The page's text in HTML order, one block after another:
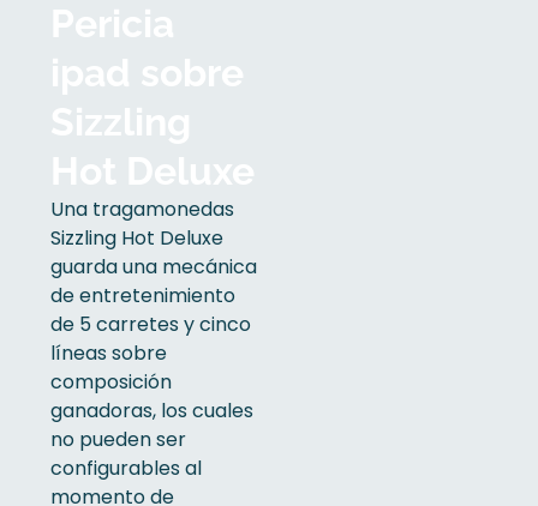
Pericia
ipad sobre
Sizzling
Hot Deluxe
Una tragamonedas
Sizzling Hot Deluxe
guarda una mecánica
de entretenimiento
de 5 carretes y cinco
líneas sobre
composición
ganadoras, los cuales
no pueden ser
configurables al
momento de